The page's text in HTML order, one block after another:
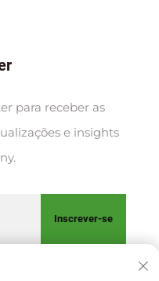
para receber as
e insights
Inscrever-se